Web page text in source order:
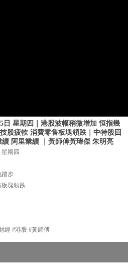
日 星期四｜港股波幅稍微增加 恒指幾
股疲軟 消費零售板塊領跌｜中特股回
阿里業績 ｜黃師傅黃瑋傑 朱明亮
星期四
踏步
塊領跌
經 #港股 #黃師傅